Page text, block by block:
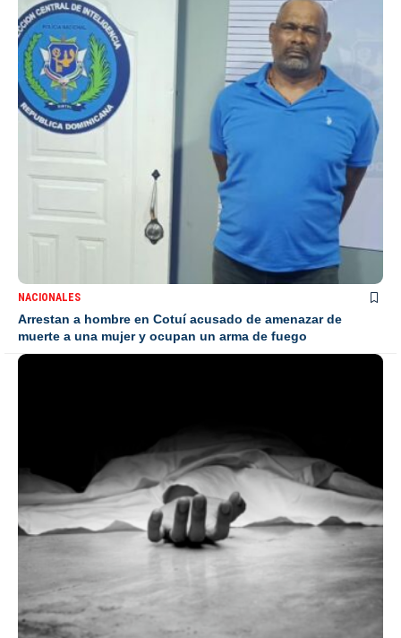
NACIONALES
Arrestan a hombre en Cotuí acusado de amenazar de
muerte a una mujer y ocupan un arma de fuego